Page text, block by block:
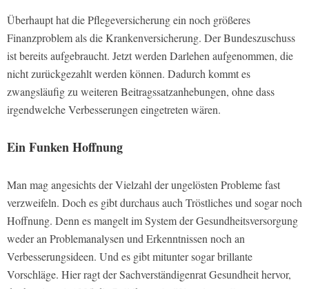
Überhaupt hat die Pflegeversicherung ein noch größeres
Finanzproblem als die Krankenversicherung. Der Bundeszuschuss
ist bereits aufgebraucht. Jetzt werden Darlehen aufgenommen, die
nicht zurückgezahlt werden können. Dadurch kommt es
zwangsläufig zu weiteren Beitragssatzanhebungen, ohne dass
irgendwelche Verbesserungen eingetreten wären.
Ein Funken Hoffnung
Man mag angesichts der Vielzahl der ungelösten Probleme fast
verzweifeln. Doch es gibt durchaus auch Tröstliches und sogar noch
Hoffnung. Denn es mangelt im System der Gesundheitsversorgung
weder an Problemanalysen und Erkenntnissen noch an
Verbesserungsideen. Und es gibt mitunter sogar brillante
Vorschläge. Hier ragt der Sachverständigenrat Gesundheit hervor,